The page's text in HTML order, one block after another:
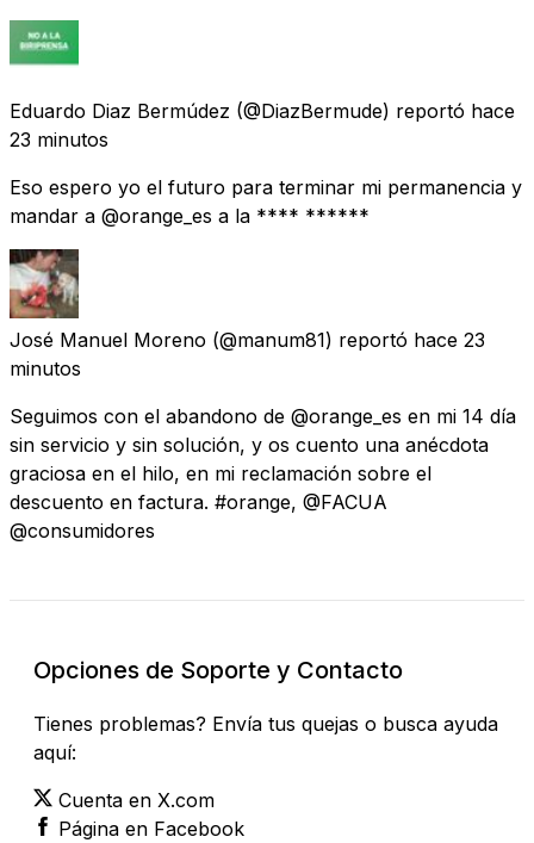
Eduardo Diaz Bermúdez (@DiazBermude) reportó hace
23 minutos
Eso espero yo el futuro para terminar mi permanencia y
mandar a @orange_es a la **** ******
José Manuel Moreno (@manum81) reportó hace 23
minutos
Seguimos con el abandono de @orange_es en mi 14 día
sin servicio y sin solución, y os cuento una anécdota
graciosa en el hilo, en mi reclamación sobre el
descuento en factura. #orange, @FACUA
@consumidores
Opciones de Soporte y Contacto
Tienes problemas? Envía tus quejas o busca ayuda
aquí:
Cuenta en X.com
Página en Facebook